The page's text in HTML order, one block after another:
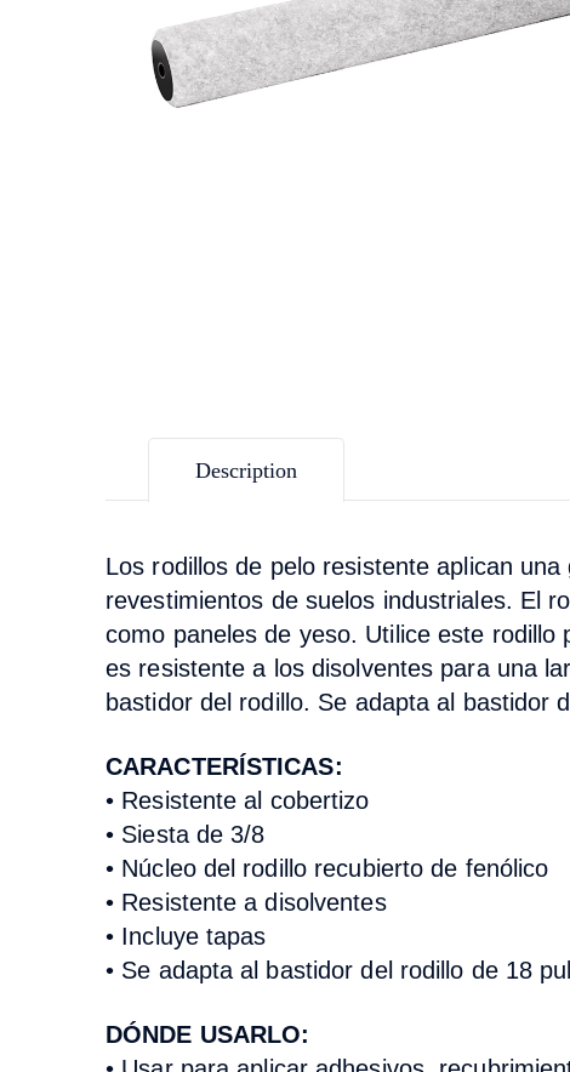
Description
Los rodillos de pelo resistente aplican
revestimientos de suelos industriales. El
como paneles de yeso. Utilice este
es resistente a los disolventes para una
bastidor del rodillo. Se adapta al bastidor
CARACTERÍSTICAS:
• Resistente al cobertizo
• Siesta de 3/8
• Núcleo del rodillo recubierto de fenólico
• Resistente a disolventes
• Incluye tapas
• Se adapta al bastidor del rodillo de 18
DÓNDE USARLO: